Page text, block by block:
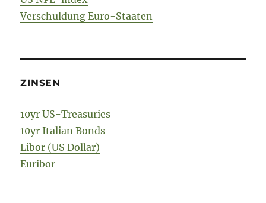
Verschuldung Euro-Staaten
ZINSEN
10yr US-Treasuries
10yr Italian Bonds
Libor (US Dollar)
Euribor